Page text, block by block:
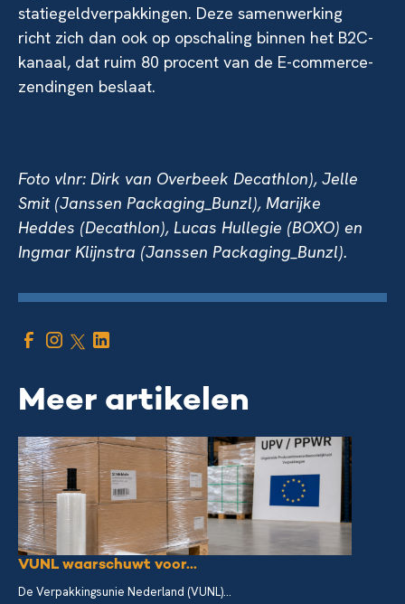
statiegeldverpakkingen. Deze samenwerking
richt zich dan ook op opschaling binnen het B2C-
kanaal, dat ruim 80 procent van de E-commerce-
zendingen beslaat.
Foto vlnr: Dirk van Overbeek Decathlon), Jelle
Smit (Janssen Packaging_Bunzl), Marijke
Heddes (Decathlon), Lucas Hullegie (BOXO) en
Ingmar Klijnstra (Janssen Packaging_Bunzl).
Meer artikelen
VUNL waarschuwt voor...
De Verpakkingsunie Nederland (VUNL)...